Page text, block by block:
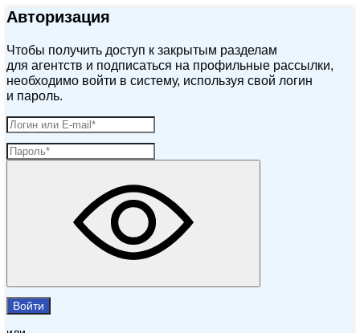
Авторизация
Чтобы получить доступ к закрытым разделам
для агентств и подписаться на профильные рассылки,
необходимо войти в систему, используя свой логин
и пароль.
Войти